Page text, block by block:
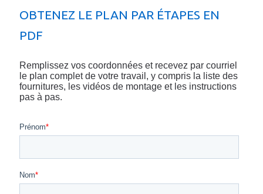
OBTENEZ LE PLAN PAR ÉTAPES EN
PDF